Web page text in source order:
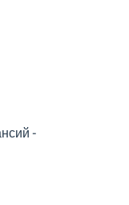
-